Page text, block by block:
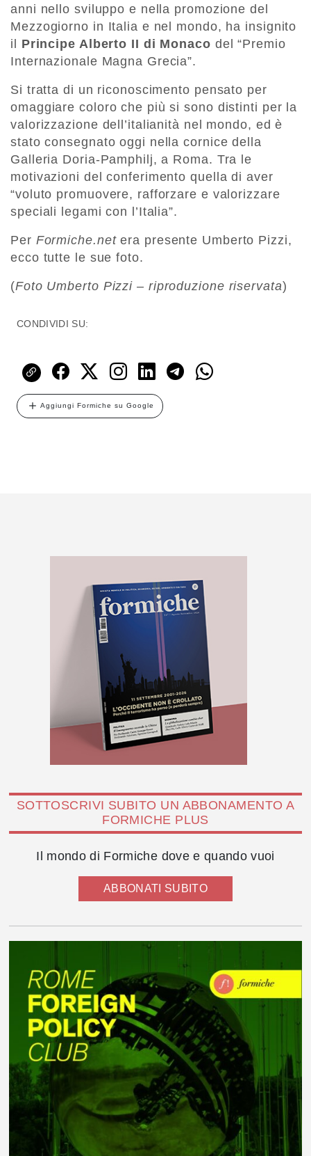
anni nello sviluppo e nella promozione del
Mezzogiorno in Italia e nel mondo, ha insignito
il Principe Alberto II di Monaco del “Premio
Internazionale Magna Grecia”.
Si tratta di un riconoscimento pensato per
omaggiare coloro che più si sono distinti per la
valorizzazione dell’italianità nel mondo, ed è
stato consegnato oggi nella cornice della
Galleria Doria-Pamphilj, a Roma. Tra le
motivazioni del conferimento quella di aver
“voluto promuovere, rafforzare e valorizzare
speciali legami con l’Italia”.
Per Formiche.netera presente Umberto Pizzi,
ecco tutte le sue foto.
(Foto Umberto Pizzi – riproduzione riservata)
CONDIVIDI SU:
Aggiungi Formiche su Google
SOTTOSCRIVI SUBITO UN ABBONAMENTO A
FORMICHE PLUS
Il mondo di Formiche dove e quando vuoi
ABBONATI SUBITO